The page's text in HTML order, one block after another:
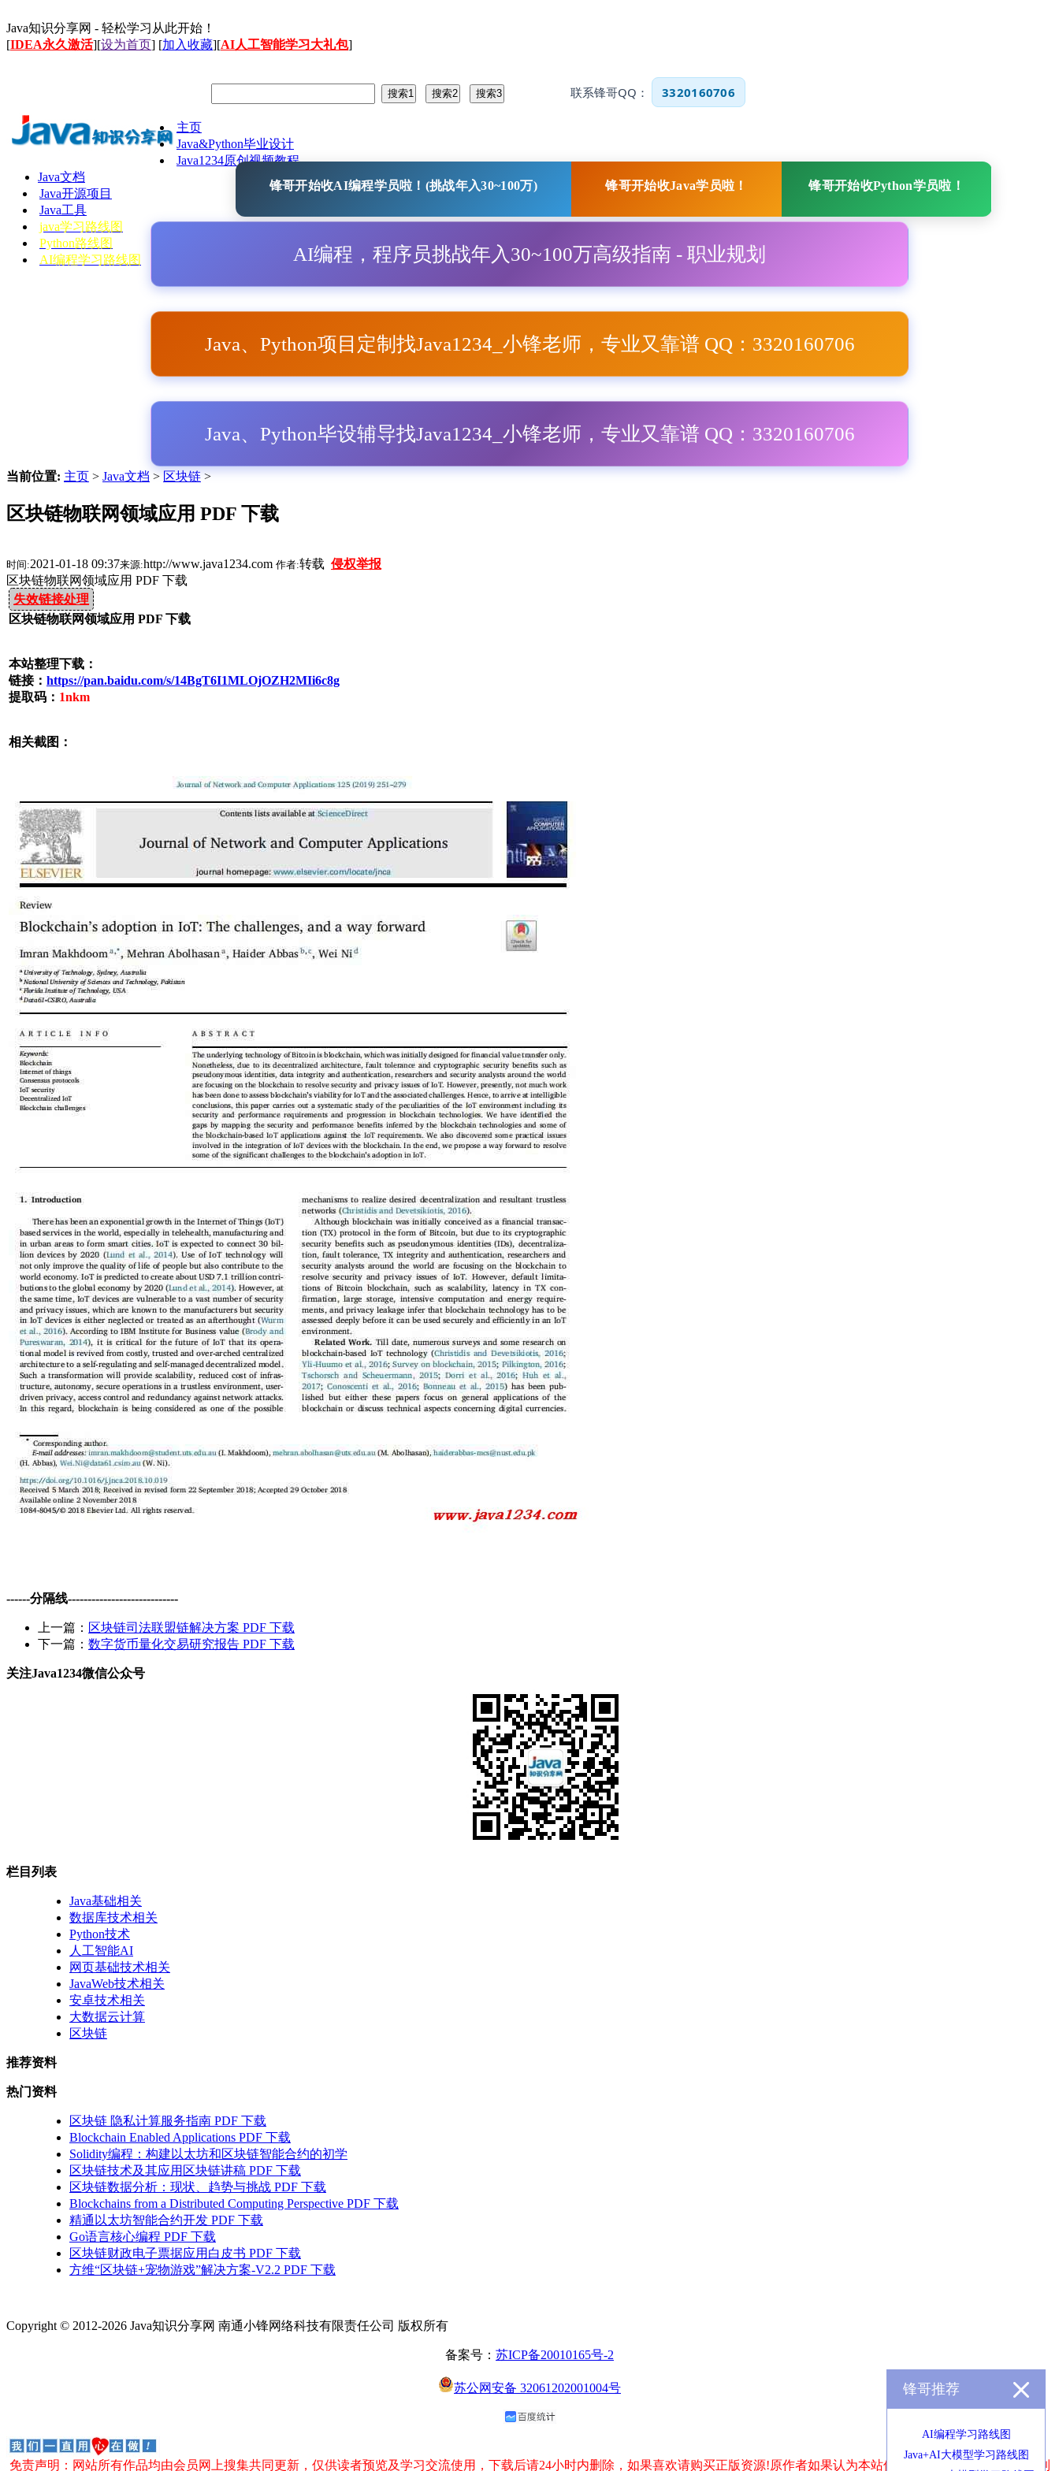
Java知识分享网 - 轻松学习从此开始！
[IDEA永久激活][设为首页] [加入收藏][AI人工智能学习大礼包]
联系锋哥QQ： 3320160706
主页
Java&Python毕业设计
Java1234原创视频教程
Java文档
Java开源项目
Java工具
java学习路线图
Python路线图
AI编程学习路线图
锋哥开始收AI编程学员啦！(挑战年入30~100万) 锋哥开始收Java学员啦！ 锋哥开始收Python学员啦！
AI编程，程序员挑战年入30~100万高级指南 - 职业规划
Java、Python项目定制找Java1234_小锋老师，专业又靠谱 QQ：3320160706
Java、Python毕设辅导找Java1234_小锋老师，专业又靠谱 QQ：3320160706
当前位置: 主页 > Java文档 > 区块链 >
区块链物联网领域应用 PDF 下载
时间:2021-01-18 09:37来源:http://www.java1234.com 作者:转载 侵权举报
区块链物联网领域应用 PDF 下载
失效链接处理
区块链物联网领域应用 PDF 下载
本站整理下载：
链接： https://pan.baidu.com/s/14BgT6I1MLOjOZH2MIi6c8g
提取码： 1nkm
相关截图：
------分隔线----------------------------
上一篇： 区块链司法联盟链解决方案 PDF 下载
下一篇： 数字货币量化交易研究报告 PDF 下载
关注Java1234微信公众号
栏目列表
Java基础相关
数据库技术相关
Python技术
人工智能AI
网页基础技术相关
JavaWeb技术相关
安卓技术相关
大数据云计算
区块链
推荐资料
热门资料
区块链 隐私计算服务指南 PDF 下载
Blockchain Enabled Applications PDF 下载
Solidity编程：构建以太坊和区块链智能合约的初学
区块链技术及其应用区块链讲稿 PDF 下载
区块链数据分析：现状、趋势与挑战 PDF 下载
Blockchains from a Distributed Computing Perspective PDF 下载
精通以太坊智能合约开发 PDF 下载
Go语言核心编程 PDF 下载
区块链财政电子票据应用白皮书 PDF 下载
方维“区块链+宠物游戏”解决方案-V2.2 PDF 下载
Copyright © 2012-2026 Java知识分享网 南通小锋网络科技有限责任公司 版权所有
备案号： 苏ICP备20010165号-2
苏公网安备 32061202001004号
免责声明：网站所有作品均由会员网上搜集共同更新，仅供读者预览及学习交流使用，下载后请24小时内删除，如果喜欢请购买正版资源!原作者如果认为本站侵犯了您的版权,请发送邮件到
锋哥推荐
AI编程学习路线图
Java+AI大模型学习路线图